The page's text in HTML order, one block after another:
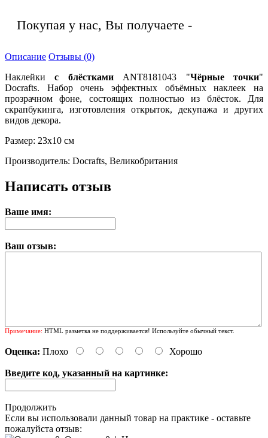
Покупая у нас, Вы получаете -
Описание Отзывы (0)
Наклейкис блёсткамиANT8181043 "Чёрные точки"
Docrafts. Набор очень эффектных объёмных наклеек на
прозрачном фоне, состоящих полностью из блёсток. Для
скрапбукинга, изготовления открыток, декупажа и других
видов декора.
Размер: 23х10 см
Производитель: Docrafts, Великобритания
Написать отзыв
Ваше имя:
Ваш отзыв:
Примечание: HTML разметка не поддерживается! Используйте обычный текст.
Оценка: Плохо Хорошо
Введите код, указанный на картинке:
Продолжить
Если вы использовали данный товар на практике - оставьте
пожалуйста отзыв: